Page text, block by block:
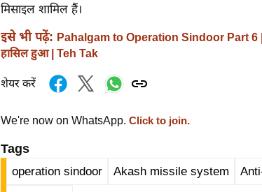
मिसाइल शामिल हैं।
इसे भी पढ़ें: Pahalgam to Operation Sindoor Part 6 |
हासिल हुआ | Teh Tak
शेयर करें
We're now on WhatsApp. Click to join.
Tags
operation sindoor Akash missile system